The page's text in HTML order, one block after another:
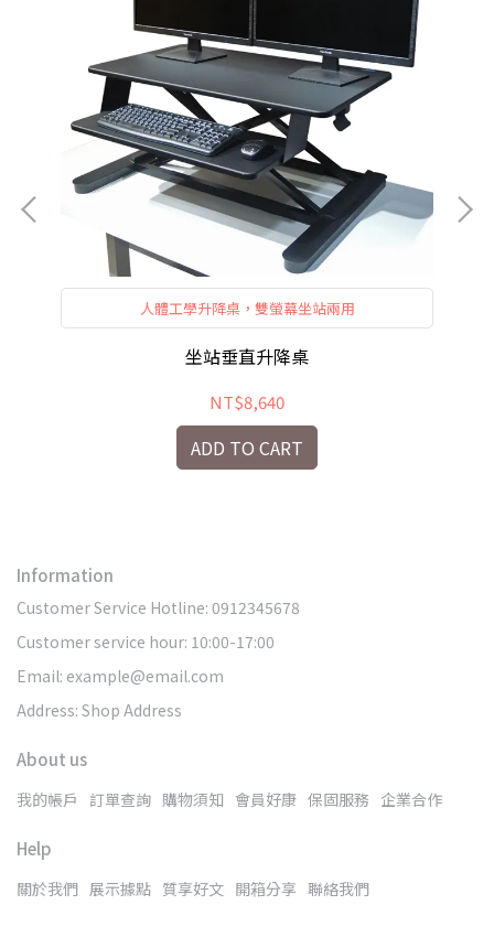
人體工學升降桌，雙螢幕坐站兩用
坐站垂直升降桌
NT$8,640
ADD TO CART
Information
Customer Service Hotline: 0912345678
Customer service hour: 10:00-17:00
Email: example@email.com
Address: Shop Address
About us
我的帳戶 訂單查詢 購物須知 會員好康 保固服務 企業合作
Help
關於我們 展示據點 質享好文 開箱分享 聯絡我們